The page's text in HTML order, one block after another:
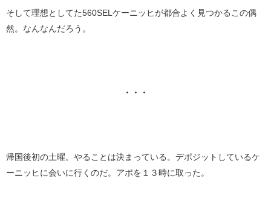
そして理想としてた560SELケーニッヒが都合よく見つかるこの偶
然。なんなんだろう。
・・・
帰国後初の土曜。やることは決まっている。デポジットしているケ
ーニッヒに会いに行くのだ。アポを１３時に取った。